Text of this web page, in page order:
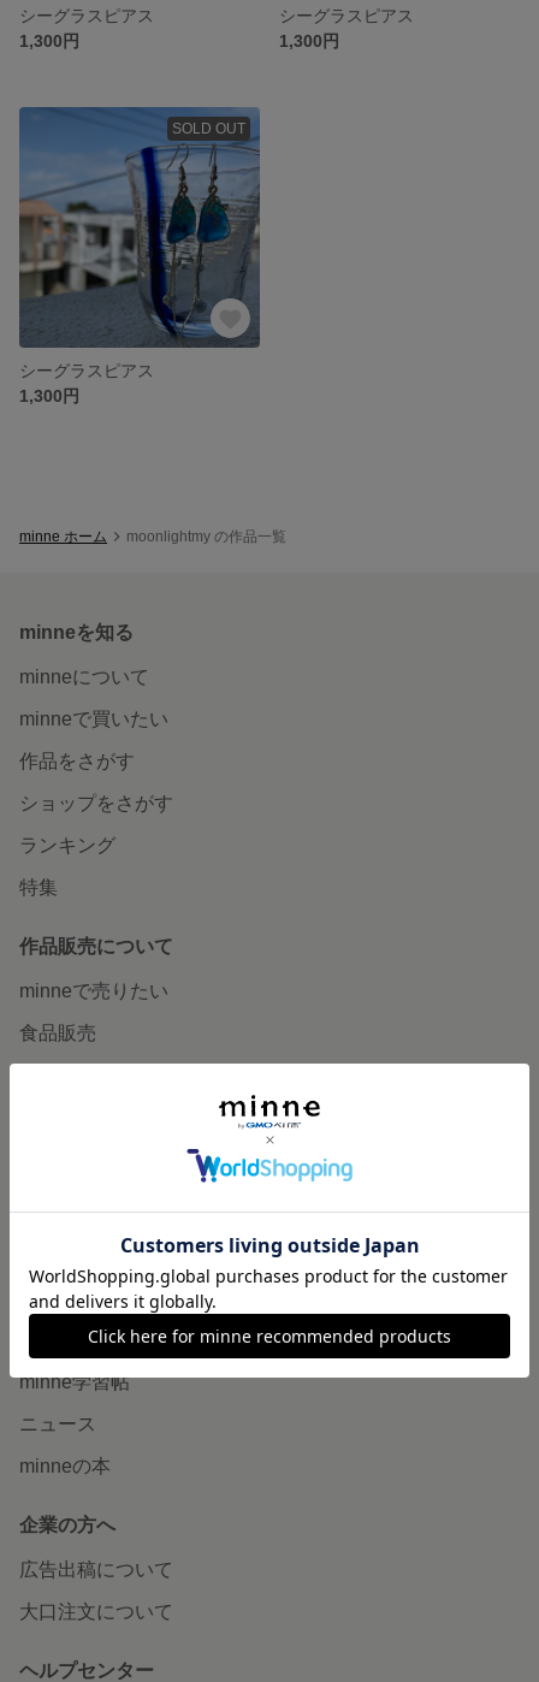
シーグラスピアス
1,300円
シーグラスピアス
1,300円
SOLD OUT
シーグラスピアス
1,300円
minne ホーム moonlightmy の作品一覧
minneを知る
minneについて
minneで買いたい
作品をさがす
ショップをさがす
ランキング
特集
作品販売について
minneで売りたい
食品販売
販売支援企画・イベント
読みもの
minneとものづくりと
minne学習帖
ニュース
minneの本
企業の方へ
広告出稿について
大口注文について
ヘルプセンター